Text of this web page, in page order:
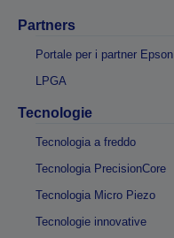
Partners
Portale per i partner Epson
LPGA
Tecnologie
Tecnologia a freddo
Tecnologia PrecisionCore
Tecnologia Micro Piezo
Tecnologie innovative